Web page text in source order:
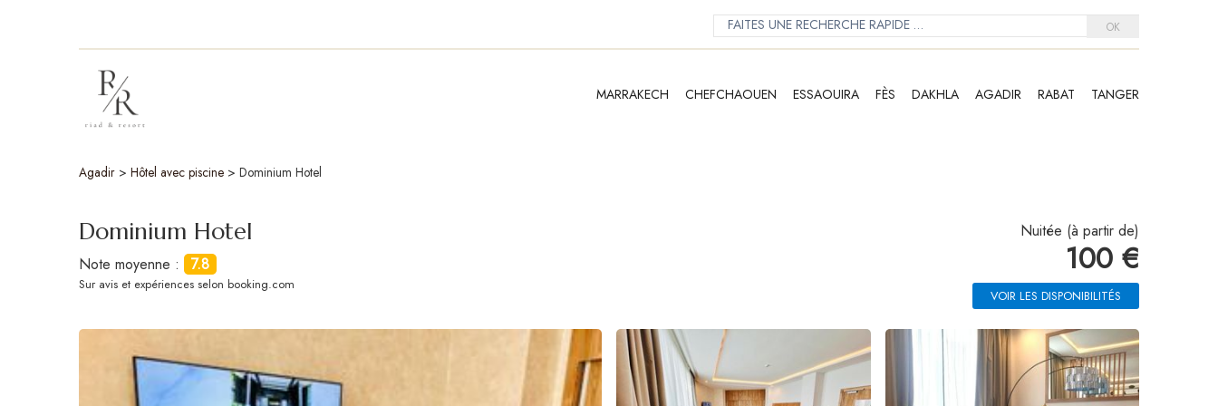
OK
MARRAKECH CHEFCHAOUEN ESSAOUIRA FÈS DAKHLA AGADIR RABAT TANGER
Agadir > Hôtel avec piscine > Dominium Hotel
Dominium Hotel
Note moyenne : 7.8
Sur avis et expériences selon booking.com
Nuitée (à partir de)
100 €
VOIR LES DISPONIBILITÉS